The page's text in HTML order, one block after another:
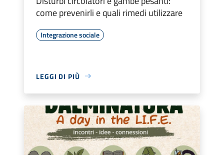
come prevenirli e quali rimedi utilizzare
Integrazione sociale
LEGGI DI PIÙ